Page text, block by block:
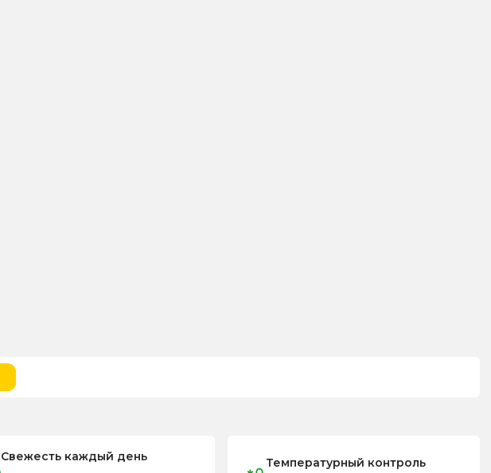
Свежесть каждый день Температурный контроль